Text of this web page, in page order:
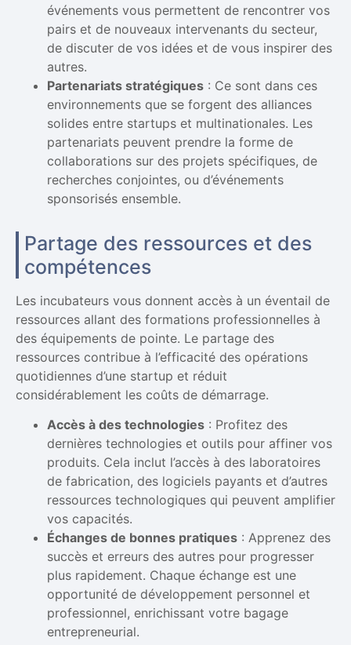
événements vous permettent de rencontrer vos
pairs et de nouveaux intervenants du secteur,
de discuter de vos idées et de vous inspirer des
autres.
Partenariats stratégiques : Ce sont dans ces
environnements que se forgent des alliances
solides entre startups et multinationales. Les
partenariats peuvent prendre la forme de
collaborations sur des projets spécifiques, de
recherches conjointes, ou d’événements
sponsorisés ensemble.
Partage des ressources et des
compétences
Les incubateurs vous donnent accès à un éventail de
ressources allant des formations professionnelles à
des équipements de pointe. Le partage des
ressources contribue à l’efficacité des opérations
quotidiennes d’une startup et réduit
considérablement les coûts de démarrage.
Accès à des technologies : Profitez des
dernières technologies et outils pour affiner vos
produits. Cela inclut l’accès à des laboratoires
de fabrication, des logiciels payants et d’autres
ressources technologiques qui peuvent amplifier
vos capacités.
Échanges de bonnes pratiques : Apprenez des
succès et erreurs des autres pour progresser
plus rapidement. Chaque échange est une
opportunité de développement personnel et
professionnel, enrichissant votre bagage
entrepreneurial.